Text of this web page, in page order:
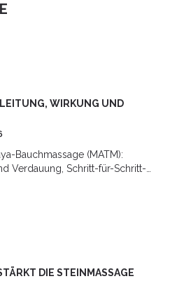
WIRKUNG UND
Bauchmassage (MATM):
Verdauung, Schritt-für-Schritt-
DIE STEINMASSAGE